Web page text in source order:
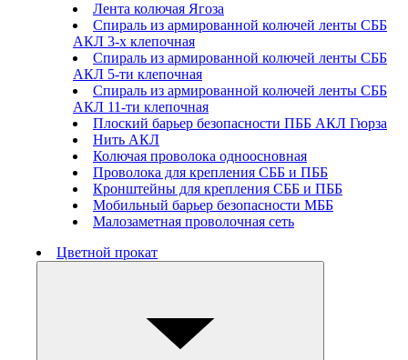
Лента колючая Ягоза
Спираль из армированной колючей ленты СББ
АКЛ 3-х клепочная
Спираль из армированной колючей ленты СББ
АКЛ 5-ти клепочная
Спираль из армированной колючей ленты СББ
АКЛ 11-ти клепочная
Плоский барьер безопасности ПББ АКЛ Гюрза
Нить АКЛ
Колючая проволока одноосновная
Проволока для крепления СББ и ПББ
Кронштейны для крепления СББ и ПББ
Мобильный барьер безопасности МББ
Малозаметная проволочная сеть
Цветной прокат